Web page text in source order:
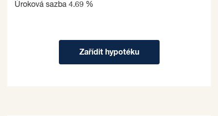
Úroková sazba 4.69 %
Zařídit hypotéku